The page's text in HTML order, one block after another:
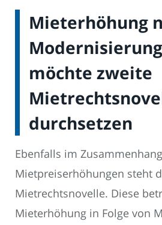
Mieterhöhung
möchte zweite
durchsetzen
Ebenfalls im
Mietpreiserhöhungen steht
Mietrechtsnovelle. Diese
Mieterhöhung in Folge von